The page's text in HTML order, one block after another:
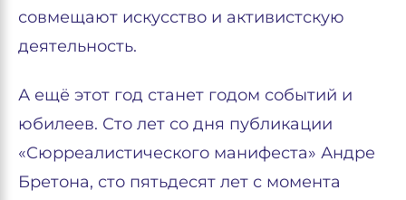
совмещают искусство и активистскую
деятельность.
А ещё этот год станет годом событий и
юбилеев. Сто лет со дня публикации
«Сюрреалистического манифеста» Андре
Бретона, сто пятьдесят лет с момента